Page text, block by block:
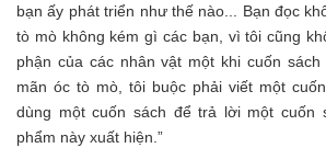
bạn ấy phát triển như thế nào... Bạn đọc
tò mò không kém gì các bạn, vì tôi cũng
phận của các nhân vật một khi cuốn
mãn óc tò mò, tôi buộc phải viết một
dùng một cuốn sách để trả lời một
phẩm này xuất hiện.”